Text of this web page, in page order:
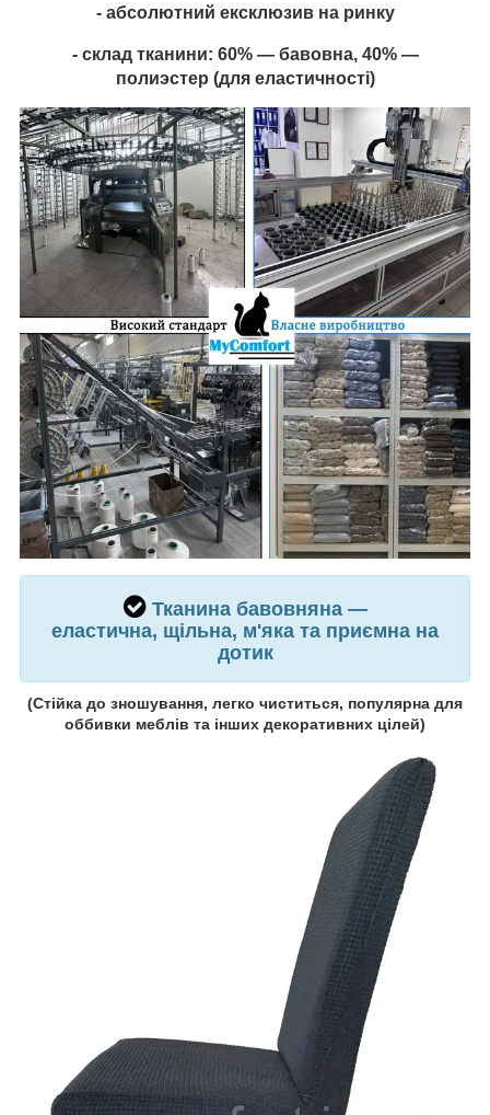
- абсолютний ексклюзив на ринку
- склад тканини: 60% — бавовна, 40% —
полиэстер (для еластичності)
Тканина бавовняна —
еластична, щільна, м'яка та приємна на
дотик
(Стійка до зношування, легко чиститься, популярна для
оббивки меблів та інших декоративних цілей)